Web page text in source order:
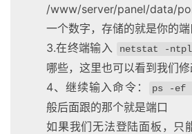
/www/server/panel/data/
一个数字，存储的就是你的端
3.在终端输入
netstat -ntpl
哪些，这里也可以看到我们修
4、继续输入命令：
ps -ef
般后面跟的那个就是端口
如果我们无法登陆面板，只